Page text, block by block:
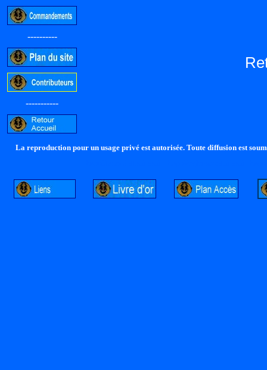
----------
-----------
La reproduction pour un usage privé est autorisée. Toute diffusion est